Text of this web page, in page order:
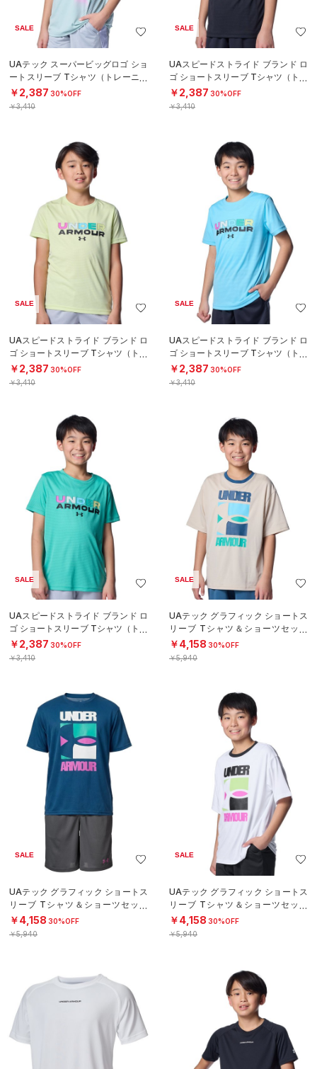
SALE
UAテック スーパービッグロゴ ショ
ートスリーブ Tシャツ（トレーニン
グ/BOYS）
￥2,387 30%OFF
￥3,410
SALE
UAスピードストライド ブランド ロ
ゴ ショートスリーブ Tシャツ（トレ
ーニング/BOYS）
￥2,387 30%OFF
￥3,410
SALE
UAスピードストライド ブランド ロ
ゴ ショートスリーブ Tシャツ（トレ
ーニング/BOYS）
￥2,387 30%OFF
￥3,410
SALE
UAスピードストライド ブランド ロ
ゴ ショートスリーブ Tシャツ（トレ
ーニング/BOYS）
￥2,387 30%OFF
￥3,410
SALE
UAスピードストライド ブランド ロ
ゴ ショートスリーブ Tシャツ（トレ
ーニング/BOYS）
￥2,387 30%OFF
￥3,410
SALE
UAテック グラフィック ショートス
リーブ Tシャツ＆ショーツセット
（トレーニング/BOYS）
￥4,158 30%OFF
￥5,940
SALE
UAテック グラフィック ショートス
リーブ Tシャツ＆ショーツセット
（トレーニング/BOYS）
￥4,158 30%OFF
￥5,940
SALE
UAテック グラフィック ショートス
リーブ Tシャツ＆ショーツセット
（トレーニング/BOYS）
￥4,158 30%OFF
￥5,940